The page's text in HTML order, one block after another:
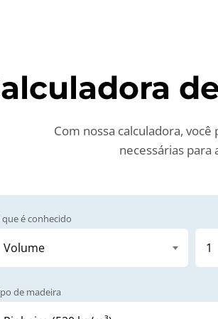
Com nossa calculadora,
necessárias para
que é conhecido
de madeira